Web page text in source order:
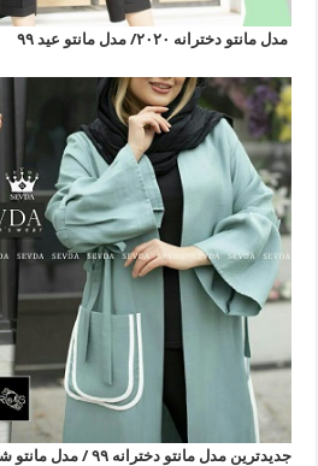
مدل مانتو دخترانه ۲۰۲۰/ مدل مانتو عید ۹۹
جدیدترین مدل مانتو دخترانه ۹۹ / مدل مانتو شیک و ساده